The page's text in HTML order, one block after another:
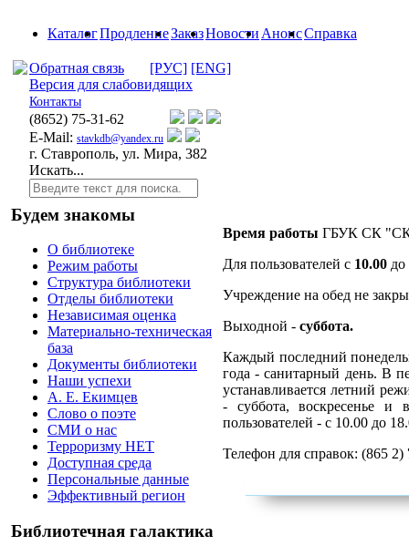
КаталогПродлениеЗаказНовости АнонсСправка
Обратная связь [РУС] [ENG]
Версия для слабовидящих
Контакты
(8652) 75-31-62
E-Mail: stavkdb@yandex.ru
г. Ставрополь, ул. Мира, 382
Искать...
Будем знакомы
О библиотеке
Режим работы
Структура библиотеки
Отделы библиотеки
Независимая оценка
Материально-техническая
база
Документы библиотеки
Наши успехи
А. Е. Екимцев
Слово о поэте
СМИ о нас
Терроризму НЕТ
Доступная среда
Персональные данные
Эффективный регион
Библиотечная галактика
Время работы ГБУК СК
Для пользователей с 10.00 до
Учреждение на обед не
Выходной - суббота.
Каждый последний
года - санитарный день. В
устанавливается летний
- суббота, воскресенье
пользователей - с 10.00 до
Телефон для справок: (865 2)